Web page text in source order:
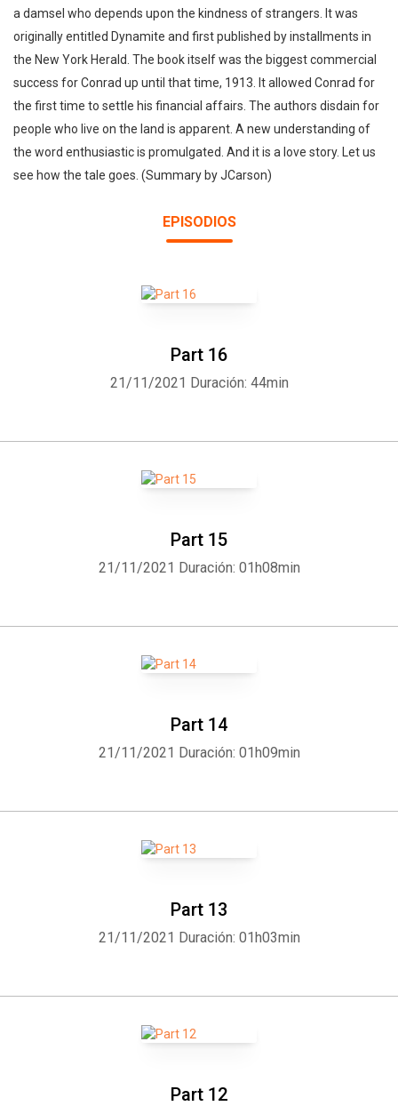
a damsel who depends upon the kindness of strangers. It was
originally entitled Dynamite and first published by installments in
the New York Herald. The book itself was the biggest commercial
success for Conrad up until that time, 1913. It allowed Conrad for
the first time to settle his financial affairs. The authors disdain for
people who live on the land is apparent. A new understanding of
the word enthusiastic is promulgated. And it is a love story. Let us
see how the tale goes. (Summary by JCarson)
EPISODIOS
Part 16
21/11/2021 Duración: 44min
Part 15
21/11/2021 Duración: 01h08min
Part 14
21/11/2021 Duración: 01h09min
Part 13
21/11/2021 Duración: 01h03min
Part 12